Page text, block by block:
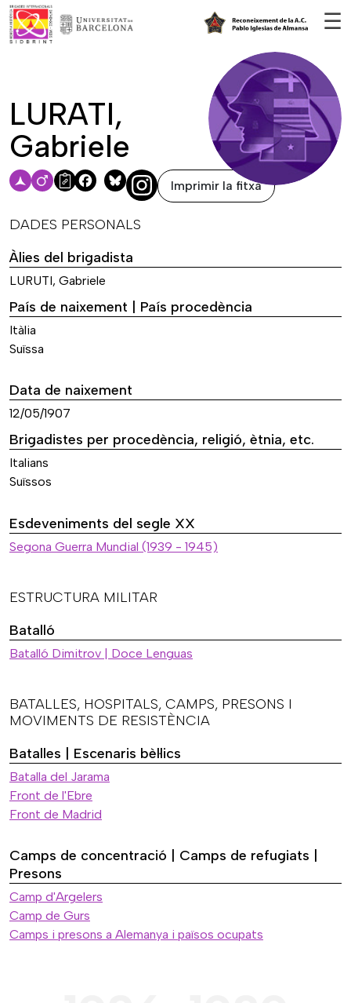
☰
LURATI,
Gabriele
Facebook
Bluesky Imprimir la fitxa
DADES PERSONALS
Àlies del brigadista
LURUTI, Gabriele
País de naixement | País procedència
Itàlia
Suïssa
Data de naixement
12/05/1907
Brigadistes per procedència, religió, ètnia, etc.
Italians
Suïssos
Esdeveniments del segle XX
Segona Guerra Mundial (1939 - 1945)
ESTRUCTURA MILITAR
Batalló
Batalló Dimitrov | Doce Lenguas
BATALLES, HOSPITALS, CAMPS, PRESONS I
MOVIMENTS DE RESISTÈNCIA
Batalles | Escenaris bèl·lics
Batalla del Jarama
Front de l'Ebre
Front de Madrid
Camps de concentració | Camps de refugiats |
Presons
Camp d'Argelers
Camp de Gurs
Camps i presons a Alemanya i països ocupats